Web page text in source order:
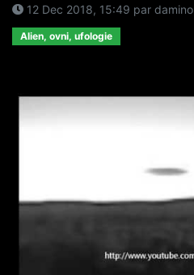
12 Dec 2018, 15:49 par damino
Alien, ovni, ufologie